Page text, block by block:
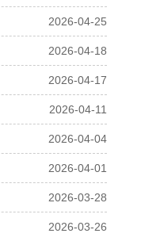
2026-04-25
2026-04-18
2026-04-17
2026-04-11
2026-04-04
2026-04-01
2026-03-28
2026-03-26